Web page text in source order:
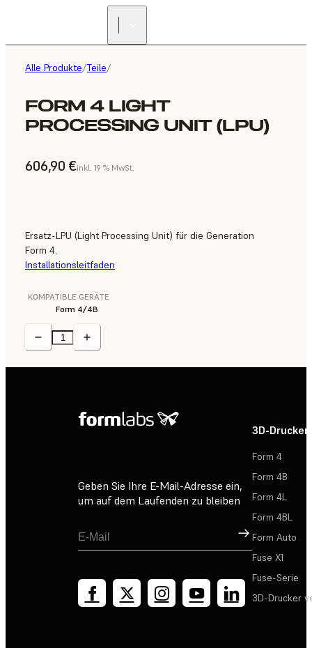
Alle Produkte/Teile/
FORM 4 LIGHT
PROCESSING UNIT (LPU)
606,90 €inkl. 19 % MwSt.
Ersatz-LPU (Light Processing Unit) für die Generation
Form 4.
Installationsleitfaden
KOMPATIBLE GERÄTE
Form 4/4B
Geben Sie Ihre E-Mail-Adresse ein,
um auf dem Laufenden zu bleiben
Registrieren
3D-Drucker
Form 4
Form 4B
Form 4L
Form 4BL
Form Auto
Fuse X1
Fuse-Serie
3D-Drucker